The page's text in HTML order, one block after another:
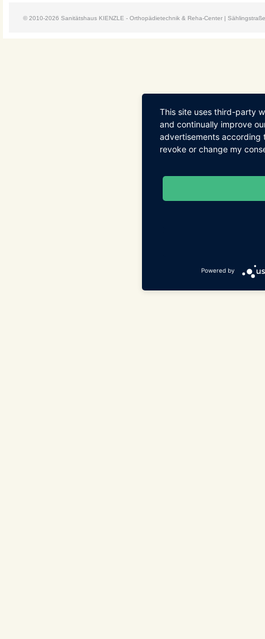
© 2010-2026 Sanitätshaus KIENZLE - Orthopädietechnik & Reha-Center |
This site uses third-party
and continually improve
advertisements according
revoke or change my
Powered by